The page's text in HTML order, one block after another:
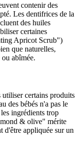
contenir des
Les dentifrices de la
des huiles
certaines
Apricot Scrub")
que naturelles,
ou abîmée.
certains produits
des bébés n'a pas le
ingrédients trop
& olive" mérite
d'être appliquée sur un